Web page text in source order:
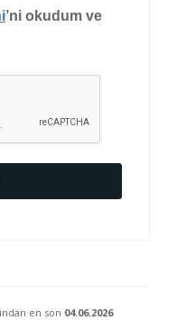
’ni okudum ve
en son 04.06.2026